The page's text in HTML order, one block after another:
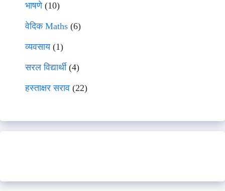
भाषणे(10)
वेदिक Maths (6)
व्यवसाय(1)
सरल विद्यार्थी(4)
हस्ताक्षर सराव (22)